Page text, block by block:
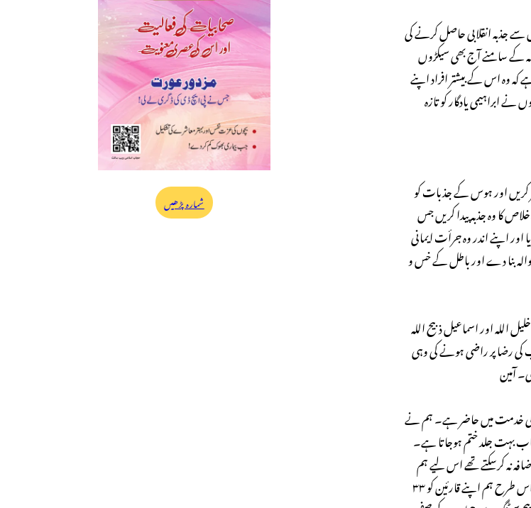
جذبہ انقلابی حاصل کرنے کی
کے سامنے آج بھی سیکڑوں
کہ وہ اس کے بیشتر افراد اپنے
ابراہیمی یادگار کو تازہ
کریں اور ہوس کے جذبات کو
کا وہ جذبہ پیدا کریں جس
اپنے اندر وہ جرأت ایمانی
بنا دے اور باطل کے خس و
اللہ اور اسماعیل ذبیح اللہ
کی رضا پر راضی ہونے کی وہی
آمین
کی خدمت میں حاضر ہے۔ ہم نے
بہت جلد ختم ہوجاتا ہے۔
نہ کرسکتے تھے اس لیے ہم
نے اس کے فونٹ سائز کو ۱۴ سے گھٹا کر ۱۳ کردیا ہے۔ اس طرح ہم اپنے قارئین کو ۳۳
شمارہ پڑھیں